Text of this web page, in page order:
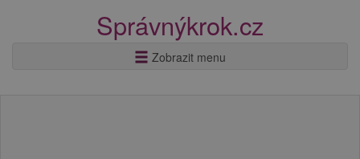
Správnýkrok.cz
Zobrazit menu